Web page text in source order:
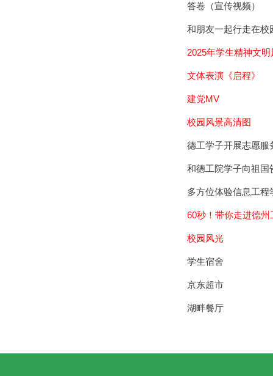
答卷（宣传视频）
和朋友一起行走在校
2025年学生精神文
文体表演《启程》
建党MV
校园风景高清图
德工学子开展志愿服
和德工院学子向祖国
多方位体验信息工程
60秒！带你走进德州
校园风光
学生宿舍
京东超市
湖畔餐厅